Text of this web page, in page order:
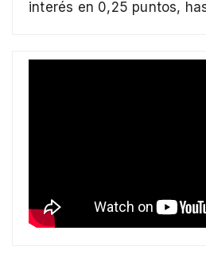
interés en 0,25 puntos,